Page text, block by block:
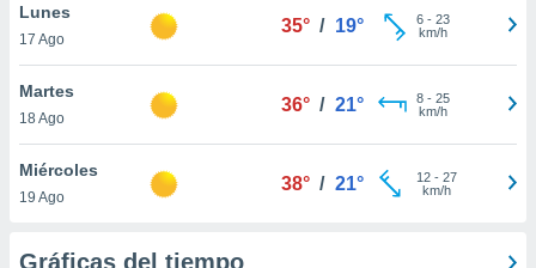
como
IP
posible
traten tus
en
Para
Lunes
17 Ago
35° / 19° 6- 23
km/h
Martes
18 Ago
36° / 21° 8- 25
km/h
Miércoles
19 Ago
38° / 21° 12- 27
km/h
Gráficas del tiempo